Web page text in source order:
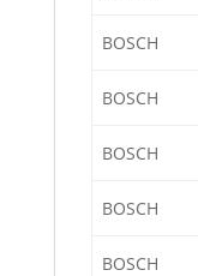
BOSCH
BOSCH
BOSCH
BOSCH
BOSCH